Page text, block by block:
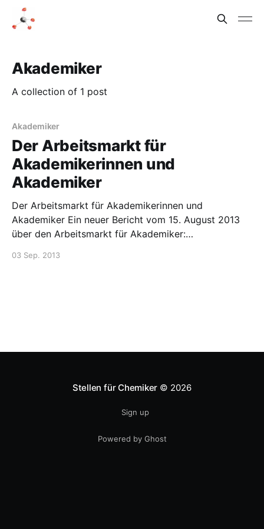
Akademiker
A collection of 1 post
Akademiker
Der Arbeitsmarkt für
Akademikerinnen und
Akademiker
Der Arbeitsmarkt für Akademikerinnen und
Akademiker Ein neuer Bericht vom 15. August 2013
über den Arbeitsmarkt für Akademiker:
Content/Arbeitsmarktberichte/Akademiker/generisch
03 Sep. 2013
Stellen für Chemiker © 2026
Sign up
Powered by Ghost